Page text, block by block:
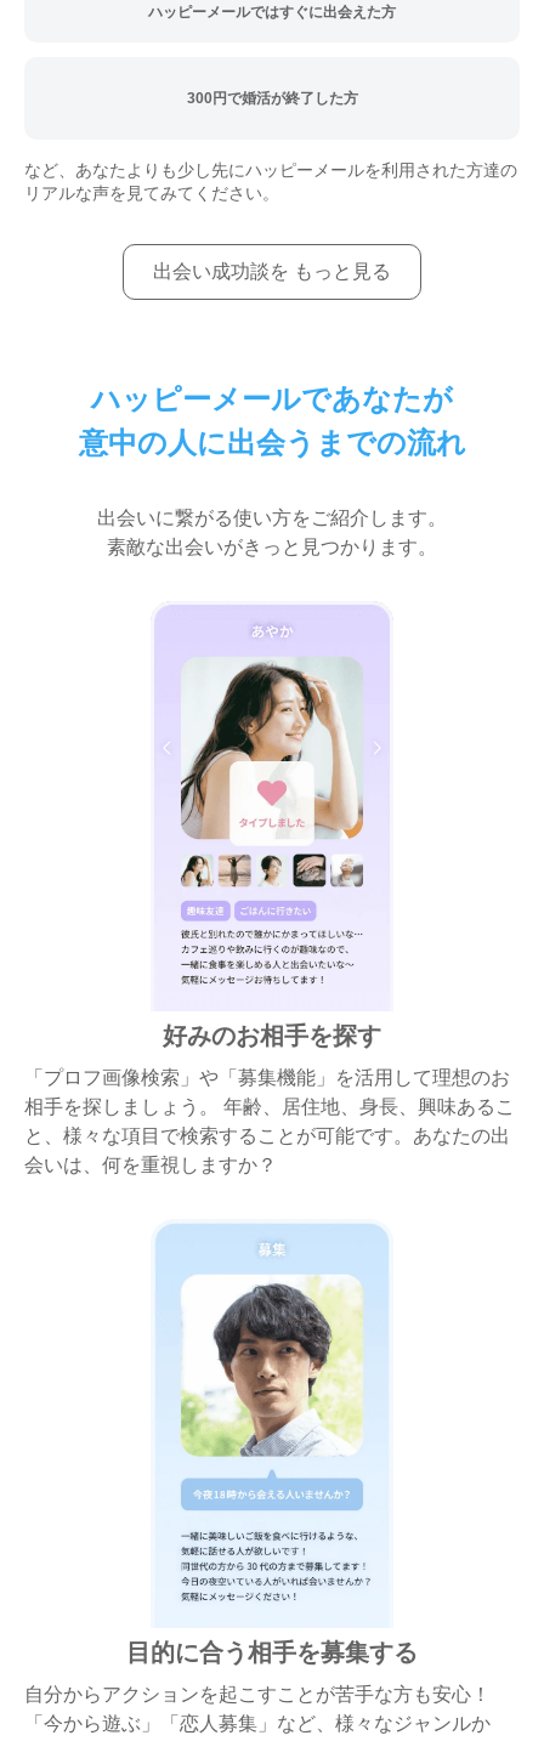
ハッピーメールではすぐに出会えた方
300円で婚活が終了した方
など、あなたよりも少し先にハッピーメールを利用された方達の
リアルな声を見てみてください。
出会い成功談を もっと見る
ハッピーメールであなたが
意中の人に出会うまでの流れ
出会いに繋がる使い方をご紹介します。
素敵な出会いがきっと見つかります。
好みのお相手を探す
「プロフ画像検索」や「募集機能」を活用して理想のお
相手を探しましょう。 年齢、居住地、身長、興味あるこ
と、様々な項目で検索することが可能です。あなたの出
会いは、何を重視しますか？
目的に合う相手を募集する
自分からアクションを起こすことが苦手な方も安心！
「今から遊ぶ」「恋人募集」など、様々なジャンルか